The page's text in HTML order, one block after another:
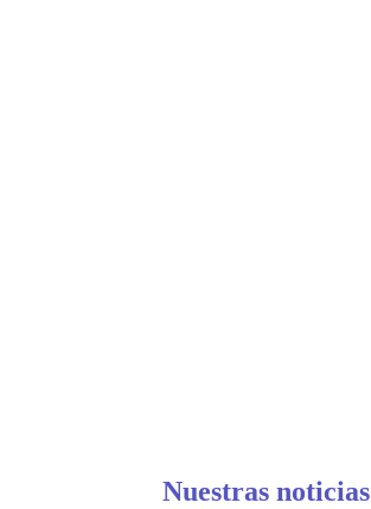
Nuestras noticias